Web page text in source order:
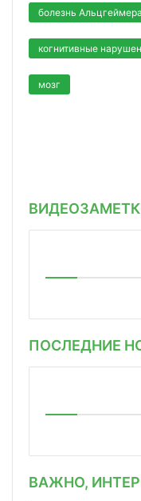
болезнь Альцгеймера
когнитивные
мозг
ПОСЛЕДНИЕ
ВАЖНО,